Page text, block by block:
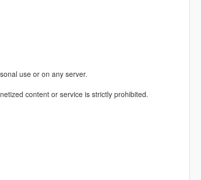
use or on any server.
content or service is strictly prohibited.